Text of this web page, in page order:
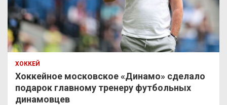
ХОККЕЙ
Хоккейное московское «Динамо» сделало
подарок главному тренеру футбольных
динамовцев